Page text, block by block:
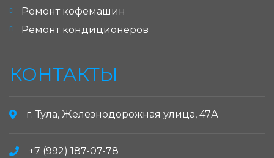
Ремонт кофемашин
Ремонт кондиционеров
КОНТАКТЫ
г. Тула, Железнодорожная улица, 47А
+7 (992) 187-07-78